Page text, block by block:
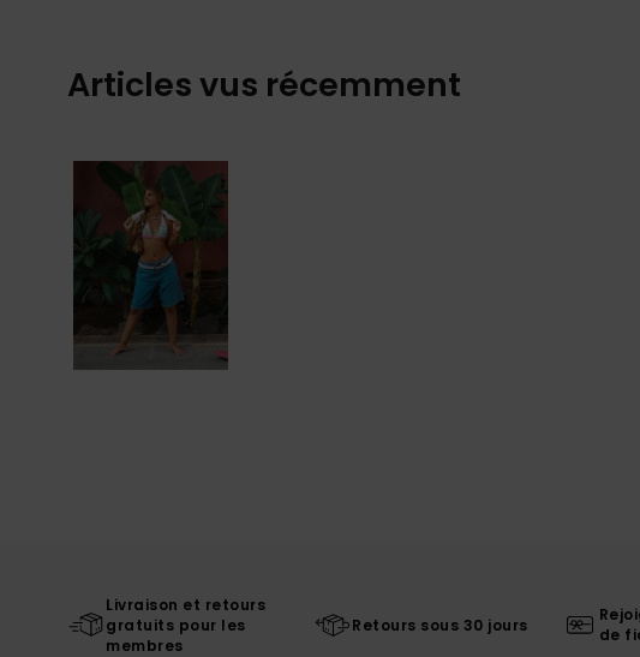
Articles vus récemment
Livraison et retours
gratuits pour les
membres
Retours sous 30 jours
de